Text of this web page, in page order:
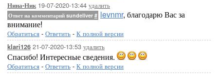
Нина-Ник19-07-2020-13:44 удалить
Ответ на комментарий sundeliver # levnmr, благодарю Вас за
внимание!
Обратиться - Ответить - К полной версии
klari126 21-07-2020-13:53 удалить
Спасибо! Интересные сведения.
Обратиться - Ответить - К полной версии